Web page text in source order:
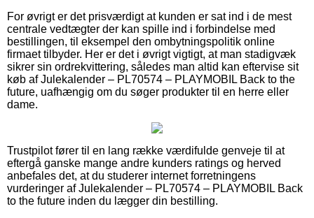
For øvrigt er det prisværdigt at kunden er sat ind i de mest
centrale vedtægter der kan spille ind i forbindelse med
bestillingen, til eksempel den ombytningspolitik online
firmaet tilbyder. Her er det i øvrigt vigtigt, at man stadigvæk
sikrer sin ordrekvittering, således man altid kan eftervise sit
køb af Julekalender – PL70574 – PLAYMOBIL Back to the
future, uafhængig om du søger produkter til en herre eller
dame.
Trustpilot fører til en lang række værdifulde genveje til at
eftergå ganske mange andre kunders ratings og herved
anbefales det, at du studerer internet forretningens
vurderinger af Julekalender – PL70574 – PLAYMOBIL Back
to the future inden du lægger din bestilling.